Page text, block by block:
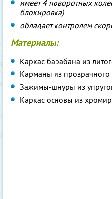
имеет 4 поворотных
блокировка)
обладает контролем
Материалы:
Каркас барабана из
Карманы из прозрачного
Зажимы-шнуры из
Каркас основы из